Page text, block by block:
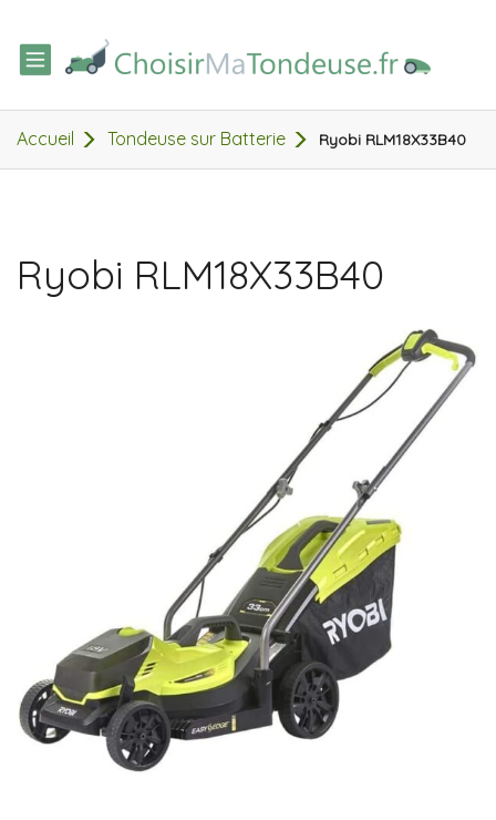
TOGGLE
NAVIGATION
Accueil Tondeuse sur Batterie Ryobi RLM18X33B40
Ryobi RLM18X33B40